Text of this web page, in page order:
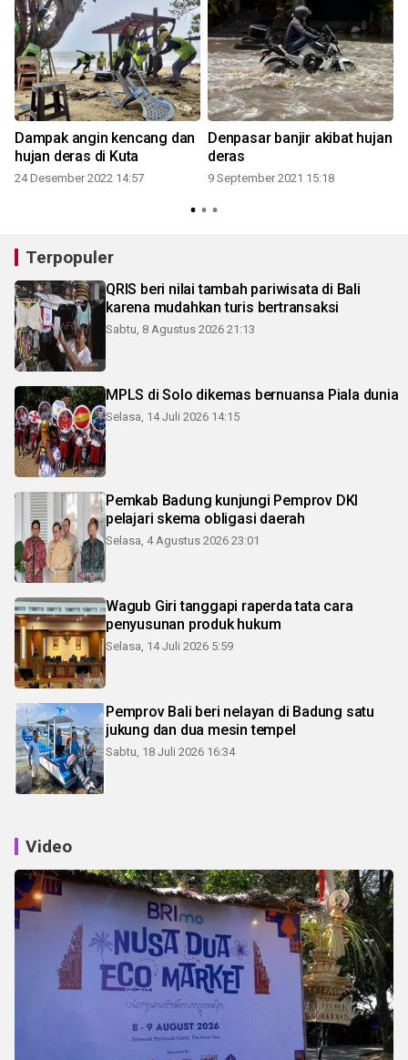
Dampak angin kencang dan
hujan deras di Kuta
24 Desember 2022 14:57
Denpasar banjir akibat hujan
deras
9 September 2021 15:18
Terpopuler
QRIS beri nilai tambah pariwisata di Bali
karena mudahkan turis bertransaksi
Sabtu, 8 Agustus 2026 21:13
MPLS di Solo dikemas bernuansa Piala dunia
Selasa, 14 Juli 2026 14:15
Pemkab Badung kunjungi Pemprov DKI
pelajari skema obligasi daerah
Selasa, 4 Agustus 2026 23:01
Wagub Giri tanggapi raperda tata cara
penyusunan produk hukum
Selasa, 14 Juli 2026 5:59
Pemprov Bali beri nelayan di Badung satu
jukung dan dua mesin tempel
Sabtu, 18 Juli 2026 16:34
Video